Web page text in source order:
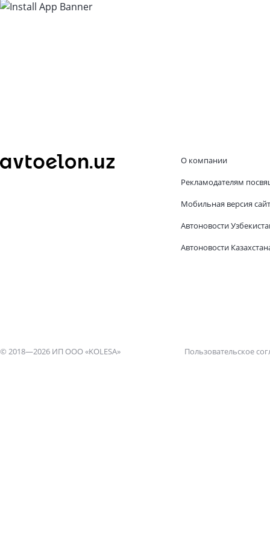
О компании
Рекламодателям
Мобильная версия
Автоновости
Автоновости
© 2018—2026 ИП ООО «KOLESA» Пользовательское